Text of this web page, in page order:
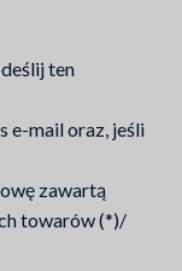
ten
e-mail oraz, jeśli
zawartą
towarów (*)/